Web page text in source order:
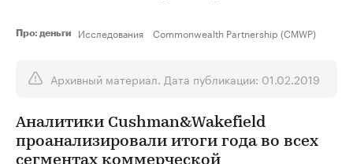
Про: деньги Исследования Commonwealth Partnership (CMWP)
Архивный материал. Дата публикации: 01.02.2019
Аналитики Cushman&Wakefield
проанализировали итоги года во всех
сегментах коммерческой